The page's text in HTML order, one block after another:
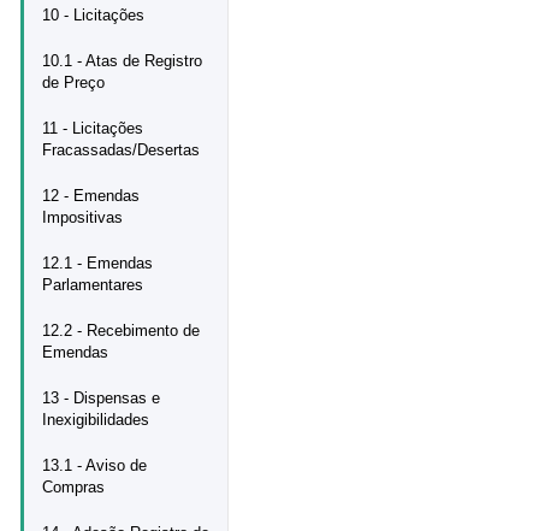
10 - Licitações
10.1 - Atas de Registro
de Preço
11 - Licitações
Fracassadas/Desertas
12 - Emendas
Impositivas
12.1 - Emendas
Parlamentares
12.2 - Recebimento de
Emendas
13 - Dispensas e
Inexigibilidades
13.1 - Aviso de
Compras